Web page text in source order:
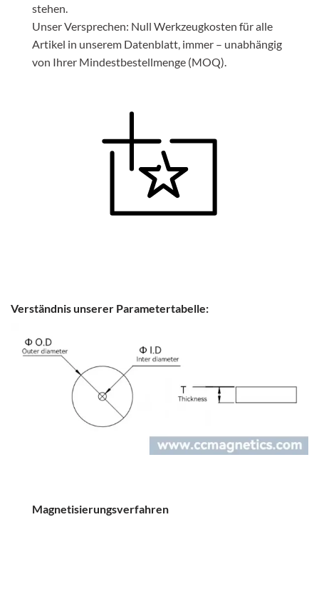
stehen.
Unser Versprechen: Null Werkzeugkosten für alle
Artikel in unserem Datenblatt, immer – unabhängig
von Ihrer Mindestbestellmenge (MOQ).
Verständnis unserer Parametertabelle:
Magnetisierungsverfahren